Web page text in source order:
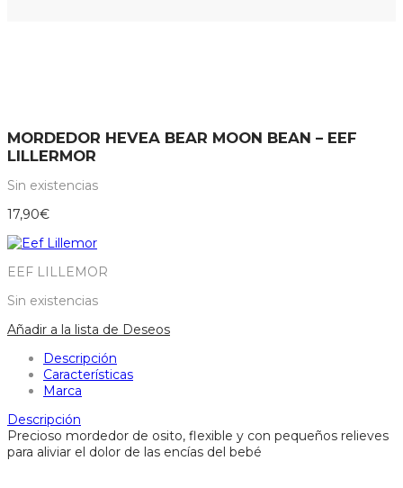
MORDEDOR HEVEA BEAR MOON BEAN – EEF
LILLERMOR
Sin existencias
17,90€
EEF LILLEMOR
Sin existencias
Añadir a la lista de Deseos
Descripción
Características
Marca
Descripción
Precioso mordedor de osito, flexible y con pequeños relieves
para aliviar el dolor de las encías del bebé